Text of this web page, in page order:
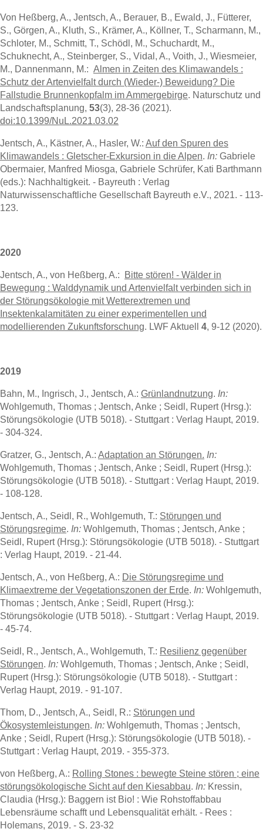
Von Heßberg, A., Jentsch, A., Berauer, B., Ewald, J., Fütterer,
S., Görgen, A., Kluth, S., Krämer, A., Köllner, T., Scharmann, M.,
Schloter, M., Schmitt, T., Schödl, M., Schuchardt, M.,
Schuknecht, A., Steinberger, S., Vidal, A., Voith, J., Wiesmeier,
M., Dannenmann, M.: Almen in Zeiten des Klimawandels :
Schutz der Artenvielfalt durch (Wieder-) Beweidung? Die
Fallstudie Brunnenkopfalm im Ammergebirge. Naturschutz und
Landschaftsplanung, 53(3), 28-36 (2021).
doi:10.1399/NuL.2021.03.02
Jentsch, A., Kästner, A., Hasler, W.: Auf den Spuren des
Klimawandels : Gletscher-Exkursion in die Alpen. In: Gabriele
Obermaier, Manfred Miosga, Gabriele Schrüfer, Kati Barthmann
(eds.): Nachhaltigkeit. - Bayreuth : Verlag
Naturwissenschaftliche Gesellschaft Bayreuth e.V., 2021. - 113-
123.
2020
Jentsch, A., von Heßberg, A.:
Bitte stören! - Wälder in
Bewegung : Walddynamik und Artenvielfalt verbinden sich in
der Störungsökologie mit Wetterextremen und
Insektenkalamitäten zu einer experimentellen und
modellierenden Zukunftsforschung. LWF Aktuell 4, 9-12 (2020).
2019
Bahn, M., Ingrisch, J., Jentsch, A.: Grünlandnutzung. In:
Wohlgemuth, Thomas ; Jentsch, Anke ; Seidl, Rupert (Hrsg.):
Störungsökologie (UTB 5018). - Stuttgart : Verlag Haupt, 2019.
- 304-324.
Gratzer, G., Jentsch, A.: Adaptation an Störungen. In:
Wohlgemuth, Thomas ; Jentsch, Anke ; Seidl, Rupert (Hrsg.):
Störungsökologie (UTB 5018). - Stuttgart : Verlag Haupt, 2019.
- 108-128.
Jentsch, A., Seidl, R., Wohlgemuth, T.: Störungen und
Störungsregime. In: Wohlgemuth, Thomas ; Jentsch, Anke ;
Seidl, Rupert (Hrsg.): Störungsökologie (UTB 5018). - Stuttgart
: Verlag Haupt, 2019. - 21-44.
Jentsch, A., von Heßberg, A.: Die Störungsregime und
Klimaextreme der Vegetationszonen der Erde. In: Wohlgemuth,
Thomas ; Jentsch, Anke ; Seidl, Rupert (Hrsg.):
Störungsökologie (UTB 5018). - Stuttgart : Verlag Haupt, 2019.
- 45-74.
Seidl, R., Jentsch, A., Wohlgemuth, T.: Resilienz gegenüber
Störungen. In: Wohlgemuth, Thomas ; Jentsch, Anke ; Seidl,
Rupert (Hrsg.): Störungsökologie (UTB 5018). - Stuttgart :
Verlag Haupt, 2019. - 91-107.
Thom, D., Jentsch, A., Seidl, R.: Störungen und
Ökosystemleistungen. In: Wohlgemuth, Thomas ; Jentsch,
Anke ; Seidl, Rupert (Hrsg.): Störungsökologie (UTB 5018). -
Stuttgart : Verlag Haupt, 2019. - 355-373.
von Heßberg, A.: Rolling Stones : bewegte Steine stören ; eine
störungsökologische Sicht auf den Kiesabbau. In: Kressin,
Claudia (Hrsg.): Baggern ist Bio! : Wie Rohstoffabbau
Lebensräume schafft und Lebensqualität erhält. - Rees :
Holemans, 2019. - S. 23-32